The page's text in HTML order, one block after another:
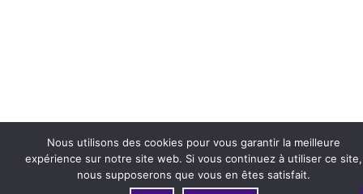
Nous utilisons des cookies pour vous garantir la meilleure
expérience sur notre site web. Si vous continuez à utiliser ce site,
nous supposerons que vous en êtes satisfait.